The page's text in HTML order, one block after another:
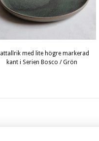
med lite högre markerad
kant i Serien Bosco / Grön